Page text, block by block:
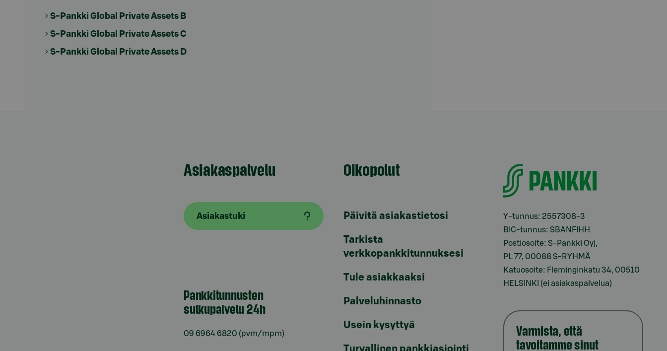
S-Pankki Global Private Assets B
S-Pankki Global Private Assets C
S-Pankki Global Private Assets D
Asiakaspalvelu
Asiakastuki
Pankkitunnusten
sulkupalvelu 24h
09 6964 6820 (pvm/mpm)
Oikopolut
Päivitä asiakastietosi
Tarkista
verkkopankkitunnuksesi
Tule asiakkaaksi
Palveluhinnasto
Usein kysyttyä
Y-tunnus: 2557308-3
BIC-tunnus: SBANFIHH
Postiosoite: S-Pankki Oyj,
PL 77, 00088 S-RYHMÄ
Katuosoite: Fleminginkatu 34, 00510
HELSINKI (ei asiakaspalvelua)
Varmista, että
tavoitamme sinut